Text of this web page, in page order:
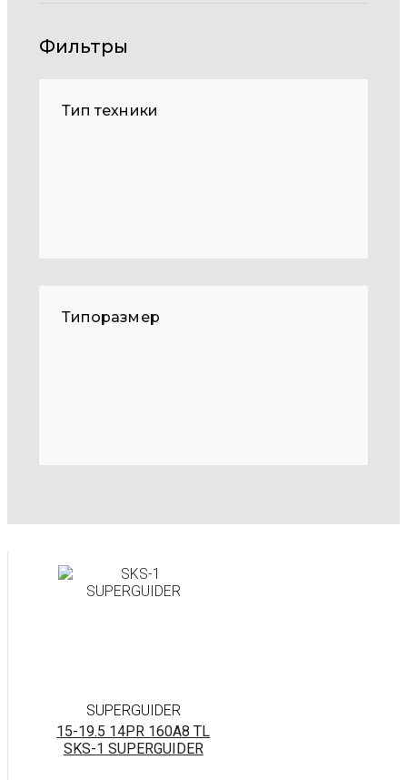
Фильтры
Тип техники
Типоразмер
SUPERGUIDER
15-19.5 14PR 160A8 TL
SKS-1 SUPERGUIDER